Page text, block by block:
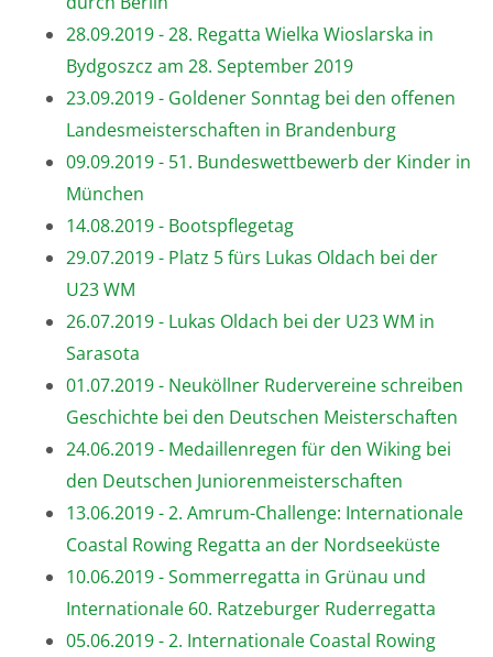
28.09.2019 - 28. Regatta Wielka Wioslarska in
Bydgoszcz am 28. September 2019
23.09.2019 - Goldener Sonntag bei den offenen
Landesmeisterschaften in Brandenburg
09.09.2019 - 51. Bundeswettbewerb der Kinder in
München
14.08.2019 - Bootspflegetag
29.07.2019 - Platz 5 fürs Lukas Oldach bei der
U23 WM
26.07.2019 - Lukas Oldach bei der U23 WM in
Sarasota
01.07.2019 - Neuköllner Rudervereine schreiben
Geschichte bei den Deutschen Meisterschaften
24.06.2019 - Medaillenregen für den Wiking bei
den Deutschen Juniorenmeisterschaften
13.06.2019 - 2. Amrum-Challenge: Internationale
Coastal Rowing Regatta an der Nordseeküste
10.06.2019 - Sommerregatta in Grünau und
Internationale 60. Ratzeburger Ruderregatta
05.06.2019 - 2. Internationale Coastal Rowing